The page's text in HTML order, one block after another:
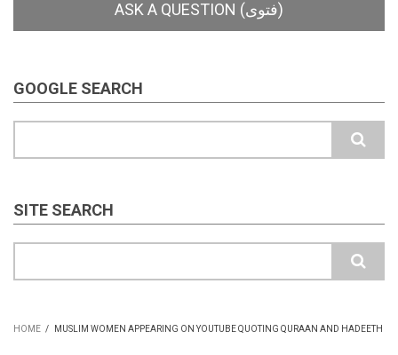
GOOGLE SEARCH
SITE SEARCH
HOME / MUSLIM WOMEN APPEARING ON YOUTUBE QUOTING QURAAN AND HADEETH